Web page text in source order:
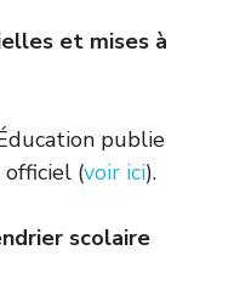
et mises à
publie
officiel (voir ici).
scolaire